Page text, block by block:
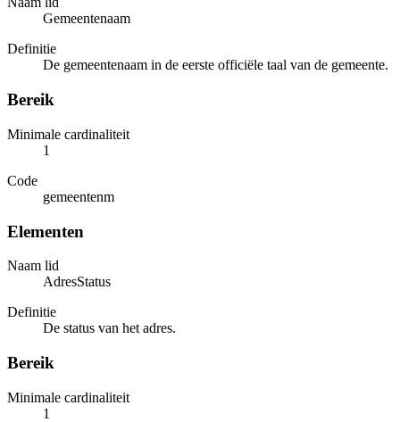
Gemeentenaam
Definitie
De gemeentenaam in de eerste officiële taal van de gemeente.
Bereik
Minimale cardinaliteit
1
Code
gemeentenm
Elementen
Naam lid
AdresStatus
Definitie
De status van het adres.
Bereik
Minimale cardinaliteit
1